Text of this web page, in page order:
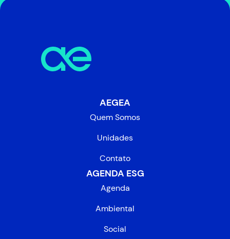
AEGEA
Quem Somos
Unidades
Contato
AGENDA ESG
Agenda
Ambiental
Social